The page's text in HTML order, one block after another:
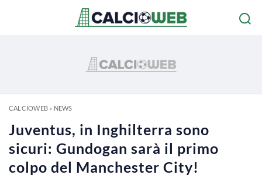
CALCIOWEB» NEWS
Juventus, in Inghilterra sono
sicuri: Gundogan sarà il primo
colpo del Manchester City!